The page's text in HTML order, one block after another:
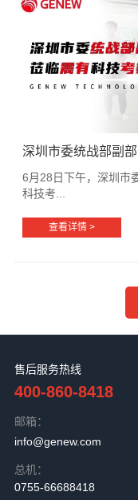
深圳市委统战部副
6月28日下午，深圳市
科技考...
查看详情 >
售后服务热线
400-860-8418
邮箱：
info@genew.com
总机：
0755-66688418